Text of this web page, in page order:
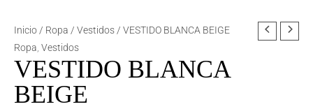
Inicio / Ropa / Vestidos / VESTIDO BLANCA BEIGE
Ropa Vestidos
VESTIDO BLANCA
BEIGE
VESTIDO
BLANCA
BEIGE